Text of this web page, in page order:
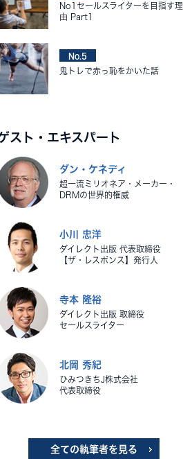
No1セールスライターを目指す理
由 Part1
No.5
鬼トレで赤っ恥をかいた話
スト・エキスパート
ダン・ケネディ
超一流ミリオネア・メーカー・
DRMの世界的権威
小川 忠洋
ダイレクト出版 代表取締役
【ザ・レスポンス】発行人
寺本 隆裕
ダイレクト出版 取締役
セールスライター
北岡 秀紀
ひみつきちJ株式会社
代表取締役
全ての執筆者を見る